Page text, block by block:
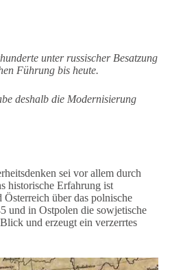
unter russischer Besatzung
Führung bis heute.
deshalb die Modernisierung
sei vor allem durch
historische Erfahrung ist
über das polnische
und in Ostpolen die sowjetische
und erzeugt ein verzerrtes